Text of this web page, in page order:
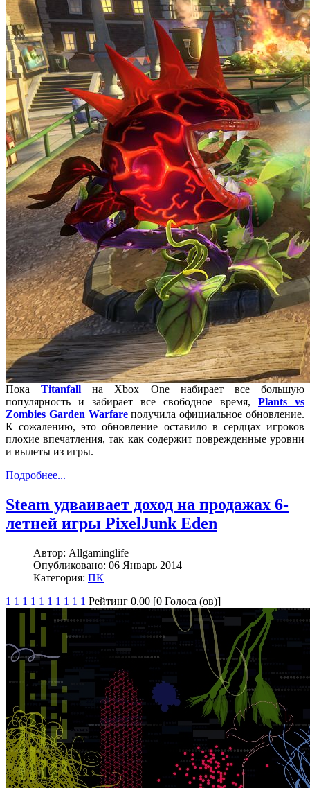
ПокаTitanfall на Xbox One набирает все большую
популярность и забирает все свободное время, Plants vs
Zombies Garden Warfareполучила официальное обновление.
К сожалению, это обновление оставило в сердцах игроков
плохие впечатления, так как содержит поврежденные уровни
и вылеты из игры.
Подробнее...
Steam удваивает доход на продажах 6-
летней игры PixelJunk Eden
Автор: Allgaminglife
Опубликовано: 06 Январь 2014
Категория: ПК
1 1 1 1 1 1 1 1 1 1 Рейтинг 0.00 [0 Голоса (ов)]